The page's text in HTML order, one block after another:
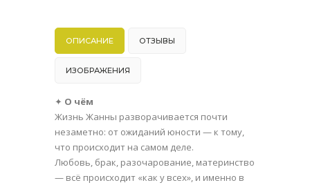
ОПИСАНИЕ ОТЗЫВЫ
ИЗОБРАЖЕНИЯ
✦ О чём
Жизнь Жанны разворачивается почти
незаметно: от ожиданий юности — к тому,
что происходит на самом деле.
Любовь, брак, разочарование, материнство
— всё происходит «как у всех», и именно в